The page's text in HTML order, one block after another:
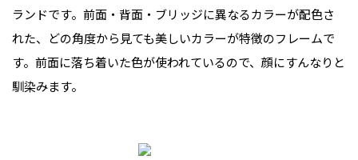
ランドです。前面・背面・ブリッジに異なるカラーが配色さ
れた、どの角度から見ても美しいカラーが特徴のフレームで
す。前面に落ち着いた色が使われているので、顔にすんなりと
馴染みます。